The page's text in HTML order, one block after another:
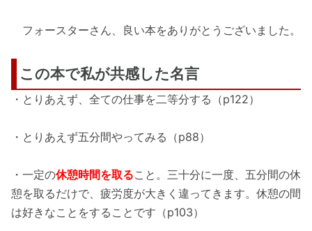
フォースターさん、良い本をありがとうございました。
この本で私が共感した名言
・とりあえず、全ての仕事を二等分する（p122）
・とりあえず五分間やってみる（p88）
・一定の休憩時間を取ること。三十分に一度、五分間の休
憩を取るだけで、疲労度が大きく違ってきます。休憩の間
は好きなことをすることです（p103）